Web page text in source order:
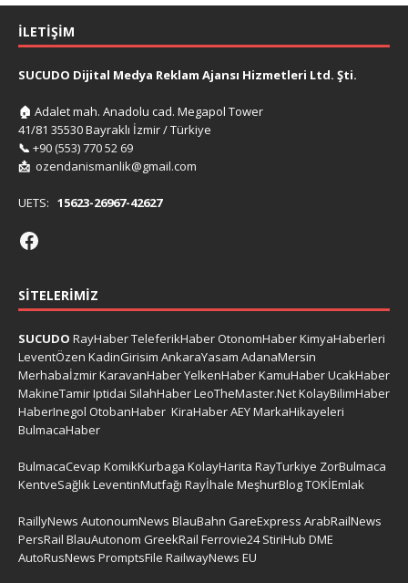
İLETIŞIM
SUCUDO Dijital Medya Reklam Ajansı Hizmetleri Ltd. Şti.
🏠 Adalet mah. Anadolu cad. Megapol Tower
41/81 35530 Bayraklı İzmir / Türkiye
📞 +90 (553) 770 52 69
📩 ozendanismanlik@gmail.com
UETS: 15623-26967-42627
SITELERIMIZ
SUCUDO RayHaberTeleferikHaber OtonomHaberKimyaHaberleri
LeventÖzen KadinGirisim AnkaraYasam AdanaMersin
MerhabaİzmirKaravanHaberYelkenHaberKamuHaberUcakHaber
MakineTamirIptidai SilahHaberLeoTheMaster.NetKolayBilimHaber
HaberInegol OtobanHaber KiraHaberAEYMarkaHikayeleri
BulmacaHaber
BulmacaCevap KomikKurbaga KolayHarita RayTurkiye ZorBulmaca
KentveSağlıkLeventinMutfağı Rayİhale MeşhurBlogTOKİEmlak
RaillyNews AutonoumNews BlauBahn GareExpress ArabRailNews
PersRail BlauAutonom GreekRail Ferrovie24 StiriHub DME
AutoRusNews PromptsFile RailwayNews EU